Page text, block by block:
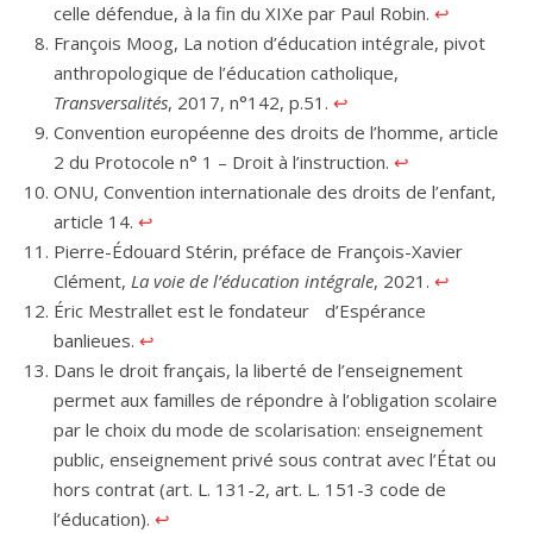
celle défendue, à la fin du XIXe par Paul Robin. ↩︎
François Moog, La notion d’éducation intégrale, pivot
anthropologique de l’éducation catholique,
Transversalités, 2017, n°142, p.51. ↩︎
Convention européenne des droits de l’homme, article
2 du Protocole n° 1 – Droit à l’instruction. ↩︎
ONU, Convention internationale des droits de l’enfant,
article 14. ↩︎
Pierre-Édouard Stérin, préface de François-Xavier
Clément, La voie de l’éducation intégrale, 2021. ↩︎
Éric Mestrallet est le fondateur d’Espérance
banlieues. ↩︎
Dans le droit français, la liberté de l’enseignement
permet aux familles de répondre à l’obligation scolaire
par le choix du mode de scolarisation: enseignement
public, enseignement privé sous contrat avec l’État ou
hors contrat (art. L. 131-2, art. L. 151-3 code de
l’éducation). ↩︎